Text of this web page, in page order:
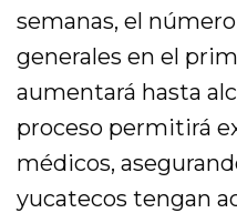
semanas, el
generales en el
aumentará hasta
proceso permitirá
médicos,
yucatecos tengan